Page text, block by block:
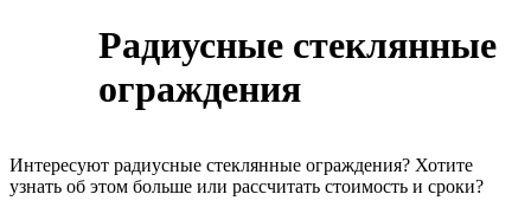
Радиусные стеклянные
ограждения
Интересуют радиусные стеклянные ограждения? Хотите
узнать об этом больше или рассчитать стоимость и сроки?